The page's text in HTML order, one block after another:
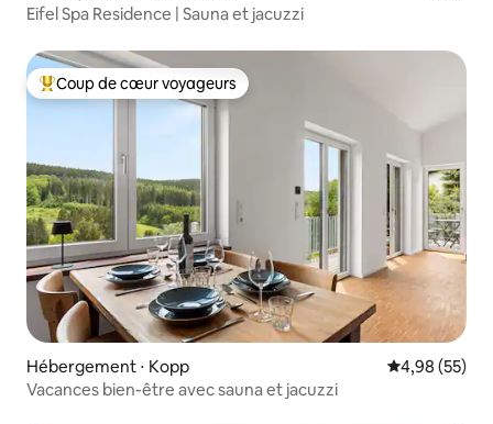
Eifel Spa Residence | Sauna et jacuzzi
Coups de cœur voyageurs les plus appréciés
Coup de cœur voyageurs
Hébergement ⋅ Kopp Évaluation
4,98 (55)
Vacances bien-être avec sauna et jacuzzi